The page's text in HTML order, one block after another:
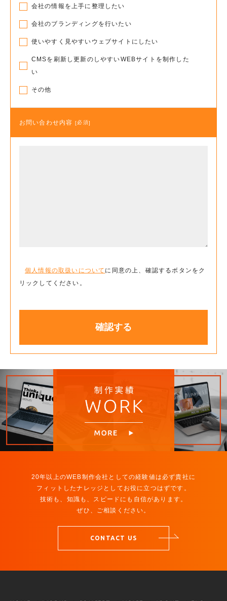
会社の情報を上手に整理したい
会社のブランディングを行いたい
使いやすく見やすいウェブサイトにしたい
CMSを刷新し更新のしやすいWEBサイトを制作した
い
その他
お問い合わせ内容 必須
個人情報の取扱いについて に同意の上、確認するボタンをク
リックしてください。
確認する
20年以上のWEB制作会社としての経験値は必ず貴社に
フィットしたナレッジとしてお役に立つはずです。
技術も、知識も、スピードにも自信があります。
ぜひ、ご相談ください。
CONTACT US